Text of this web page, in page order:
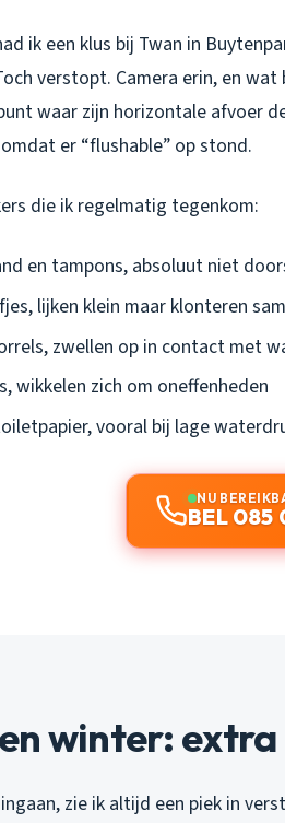
ik een klus bij Twan in
verstopt. Camera erin, en
waar zijn horizontale afvoer
er “flushable” op stond.
die ik regelmatig tegenkom:
en tampons, absoluut niet
lijken klein maar klonteren
zwellen op in contact met
wikkelen zich om oneffenheden
vooral bij lage
NU
BEL 085
winter:
zie ik altijd een piek in